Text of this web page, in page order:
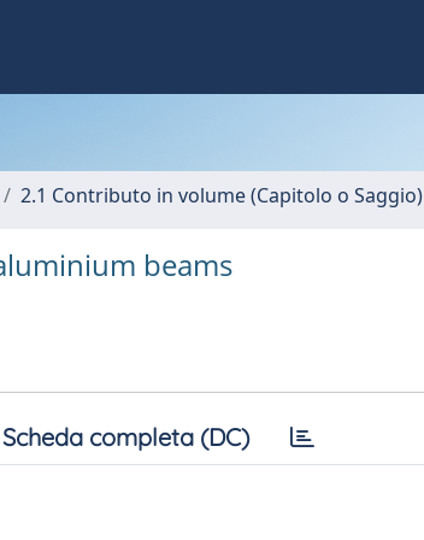
2.1 Contributo in volume (Capitolo o Saggio)
beams
Scheda completa (DC)